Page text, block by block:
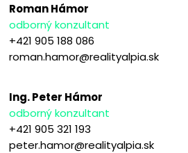
Roman Hámor
odborný konzultant
+421 905 188 086
roman.hamor@realityalpia.sk
Ing. Peter Hámor
odborný konzultant
+421 905 321 193
peter.hamor@realityalpia.sk